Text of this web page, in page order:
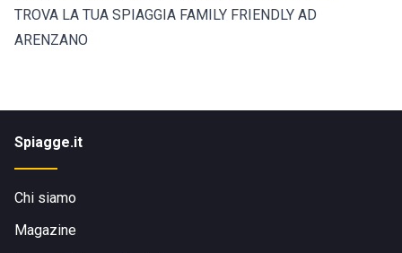
TROVA LA TUA SPIAGGIA FAMILY FRIENDLY AD
ARENZANO
Spiagge.it
Chi siamo
Magazine